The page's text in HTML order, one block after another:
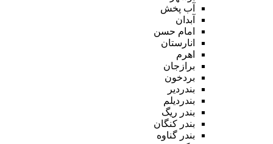
آب پخش
آبدان
امام حسن
انارستان
اهرم
برازجان
بردخون
بندردیر
بندردیلم
بندر ریگ
بندر کنگان
بندر گناوه